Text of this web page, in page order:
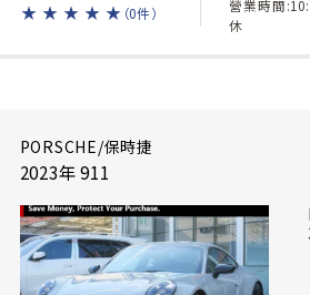
★ ★ ★ ★ ★ （0件）
營業時間
休
PORSCHE/保時捷
2023年 911